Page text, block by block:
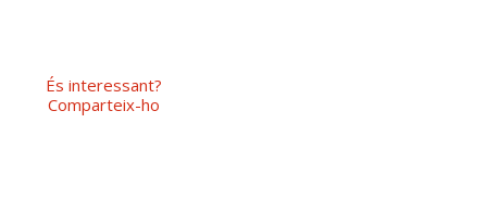
És interessant?
Comparteix-ho